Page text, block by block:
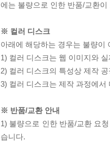
에는 불량으로 인한 반품/교환이
※ 컬러 디스크
아래에 해당하는 경우는 불량이
1) 컬러 디스크는 웹 이미지와
2) 컬러 디스크의 특성상 제작
3) 컬러 디스크는 제작 과정에
※ 반품/교환 안내
1) 불량으로 인한 반품/교환 요
습니다.